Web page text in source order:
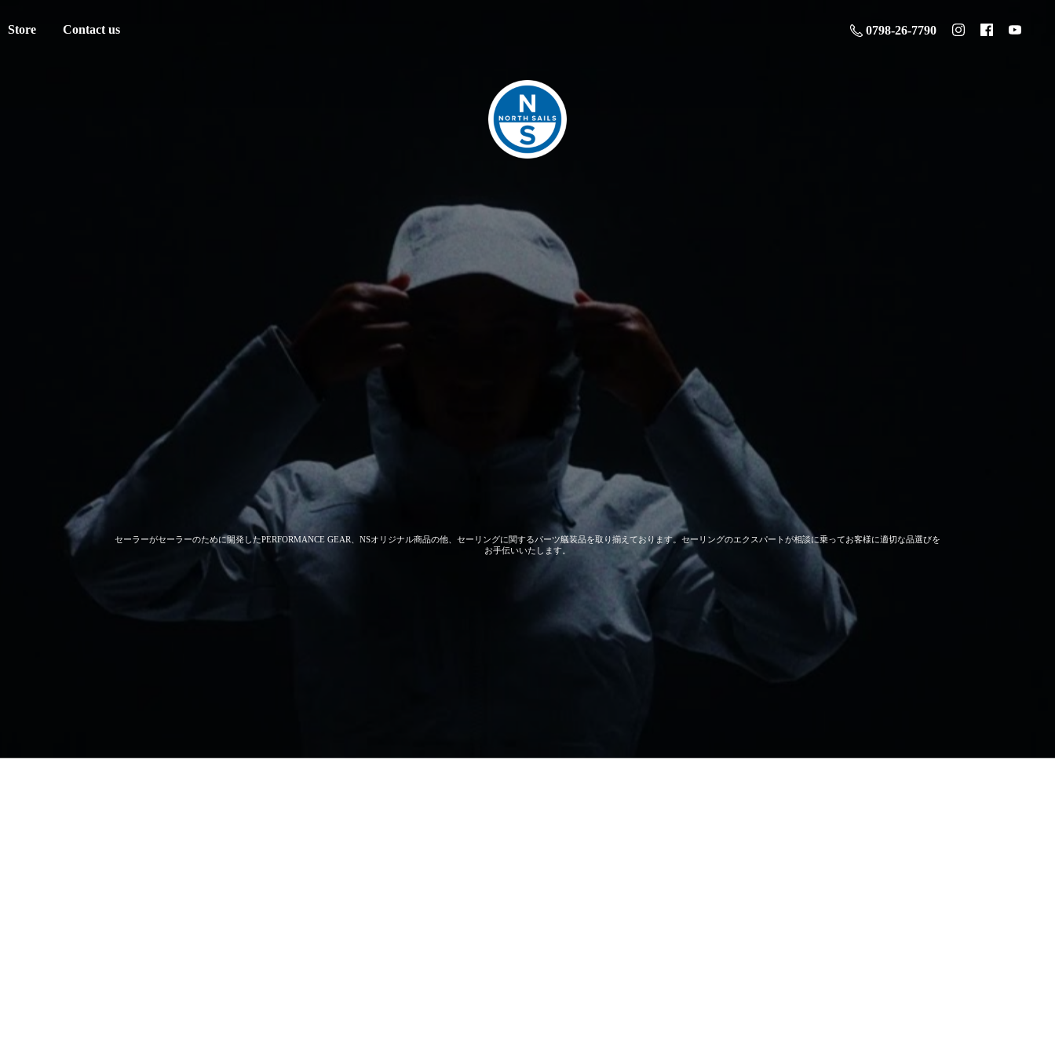
Store Contact us 0798-26-7790
セーラーがセーラーのために開発したPERFORMANCE GEAR、NSオリジナル商品の他、セーリングに関するパーツ艤装品を取り揃えております。セーリングのエクスパートが相談に乗ってお客様に適切な品選びを
お手伝いいたします。